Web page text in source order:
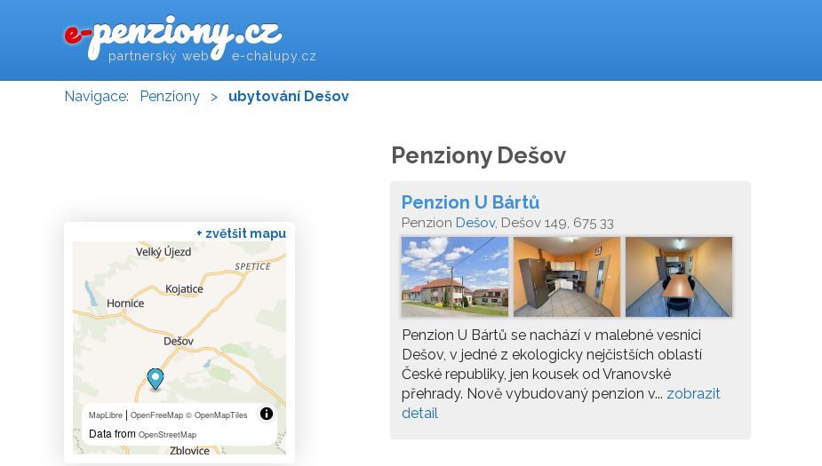
e-penziony.cz
partnerský web e-chalupy.cz
Navigace: Penziony > ubytování Dešov
Penziony Dešov
Penzion U Bártů
Penzion Dešov, Dešov 149, 675 33
Penzion U Bártů se nachází v malebné vesnici
Dešov, v jedné z ekologicky nejčistších oblastí
České republiky, jen kousek od Vranovské
přehrady. Nově vybudovaný penzion v... zobrazit
detail
+ zvětšit mapu
MapLibre | OpenFreeMap © OpenMapTiles
Data from OpenStreetMap